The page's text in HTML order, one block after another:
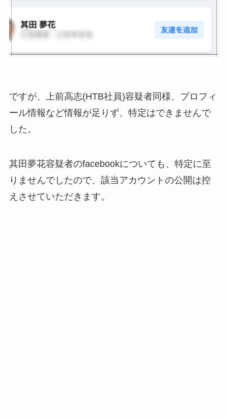
ですが、上前高志(HTB社員)容疑者同様、プロフィ
ール情報など情報が足りず、特定はできませんで
した。
其田夢花容疑者のfacebookについても、特定に至
りませんでしたので、該当アカウントの公開は控
えさせていただきます。